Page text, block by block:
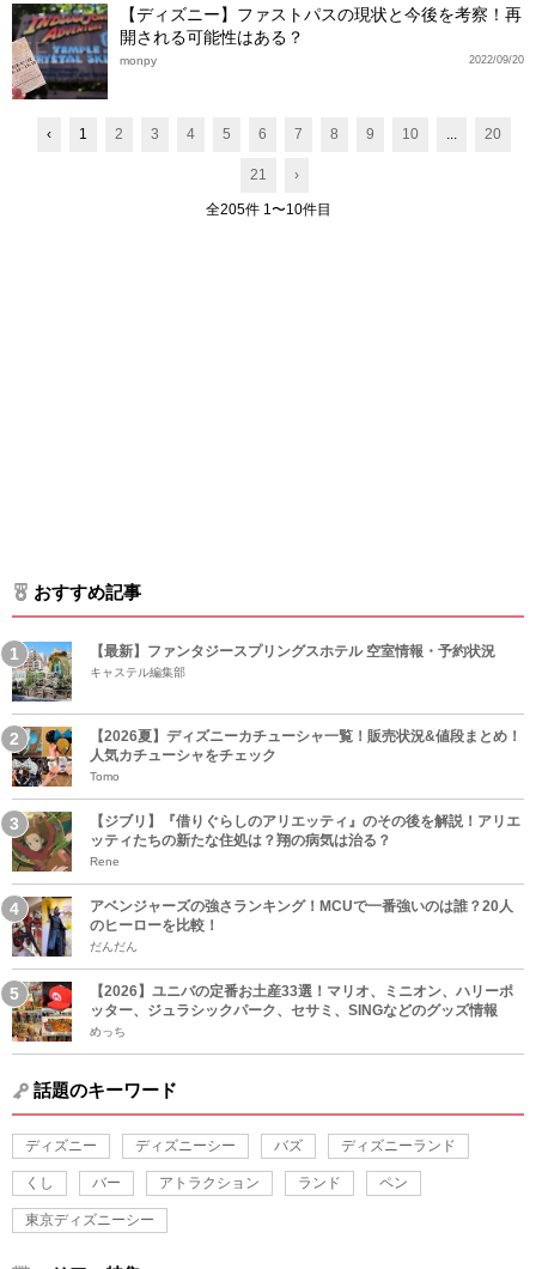
【ディズニー】ファストパスの現状と今後を考察！再
開される可能性はある？
2022/09/20
monpy
‹ 1 2 3 4 5 6 7 8 9 10 ... 20
21 ›
全205件 1〜10件目
おすすめ記事
【最新】ファンタジースプリングスホテル 空室情報・予約状況
キャステル編集部
【2026夏】ディズニーカチューシャ一覧！販売状況&値段まとめ！
人気カチューシャをチェック
Tomo
【ジブリ】『借りぐらしのアリエッティ』のその後を解説！アリエ
ッティたちの新たな住処は？翔の病気は治る？
Rene
アベンジャーズの強さランキング！MCUで一番強いのは誰？20人
のヒーローを比較！
だんだん
【2026】ユニバの定番お土産33選！マリオ、ミニオン、ハリーポ
ッター、ジュラシックパーク、セサミ、SINGなどのグッズ情報
めっち
話題のキーワード
ディズニー ディズニーシー バズ ディズニーランド
くし バー アトラクション ランド ペン
東京ディズニーシー